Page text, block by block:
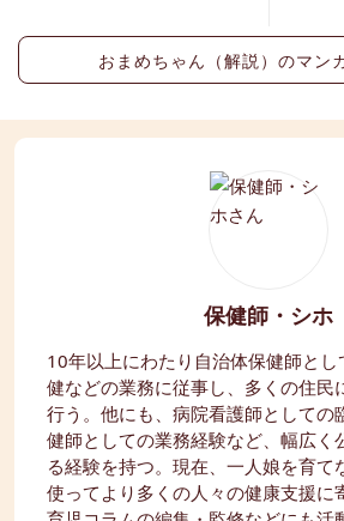
おまめちゃん（解説）のマン
保健師・シホ
10年以上にわたり自治体保健師と
健などの業務に従事し、多くの住民
行う。他にも、病院看護師としての
健師としての業務経験など、幅広く
る経験を持つ。現在、一人娘を育て
使ってより多くの人々の健康支援に